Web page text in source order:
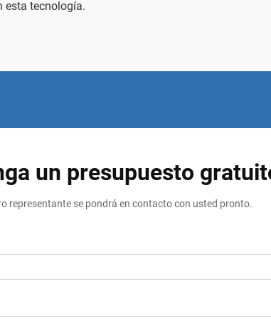
esta tecnología.
un presupuesto
representante se pondrá en contacto con usted pronto.